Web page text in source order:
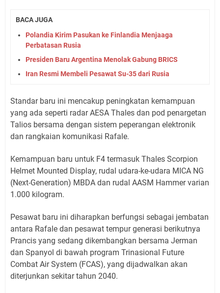
BACA JUGA
Polandia Kirim Pasukan ke Finlandia Menjaaga
Perbatasan Rusia
Presiden Baru Argentina Menolak Gabung BRICS
Iran Resmi Membeli Pesawat Su-35 dari Rusia
Standar baru ini mencakup peningkatan kemampuan
yang ada seperti radar AESA Thales dan pod penargetan
Talios bersama dengan sistem peperangan elektronik
dan rangkaian komunikasi Rafale.
Kemampuan baru untuk F4 termasuk Thales Scorpion
Helmet Mounted Display, rudal udara-ke-udara MICA NG
(Next-Generation) MBDA dan rudal AASM Hammer varian
1.000 kilogram.
Pesawat baru ini diharapkan berfungsi sebagai jembatan
antara Rafale dan pesawat tempur generasi berikutnya
Prancis yang sedang dikembangkan bersama Jerman
dan Spanyol di bawah program Trinasional Future
Combat Air System (FCAS), yang dijadwalkan akan
diterjunkan sekitar tahun 2040.